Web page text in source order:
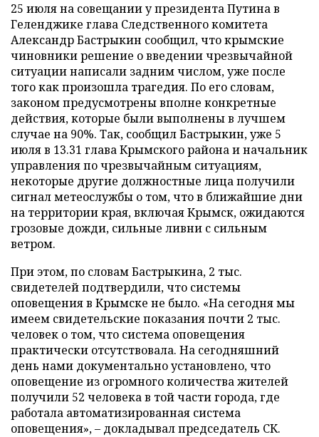
25 июля на совещании у президента Путина в
Геленджике глава Следственного комитета
Александр Бастрыкин сообщил, что крымские
чиновники решение о введении чрезвычайной
ситуации написали задним числом, уже после
того как произошла трагедия. По его словам,
законом предусмотрены вполне конкретные
действия, которые были выполнены в лучшем
случае на 90%. Так, сообщил Бастрыкин, уже 5
июля в 13.31 глава Крымского района и начальник
управления по чрезвычайным ситуациям,
некоторые другие должностные лица получили
сигнал метеослужбы о том, что в ближайшие дни
на территории края, включая Крымск, ожидаются
грозовые дожди, сильные ливни с сильным
ветром.
При этом, по словам Бастрыкина, 2 тыс.
свидетелей подтвердили, что системы
оповещения в Крымске не было. «На сегодня мы
имеем свидетельские показания почти 2 тыс.
человек о том, что система оповещения
практически отсутствовала. На сегодняшний
день нами документально установлено, что
оповещение из огромного количества жителей
получили 52 человека в той части города, где
работала автоматизированная система
оповещения», – докладывал председатель СК.